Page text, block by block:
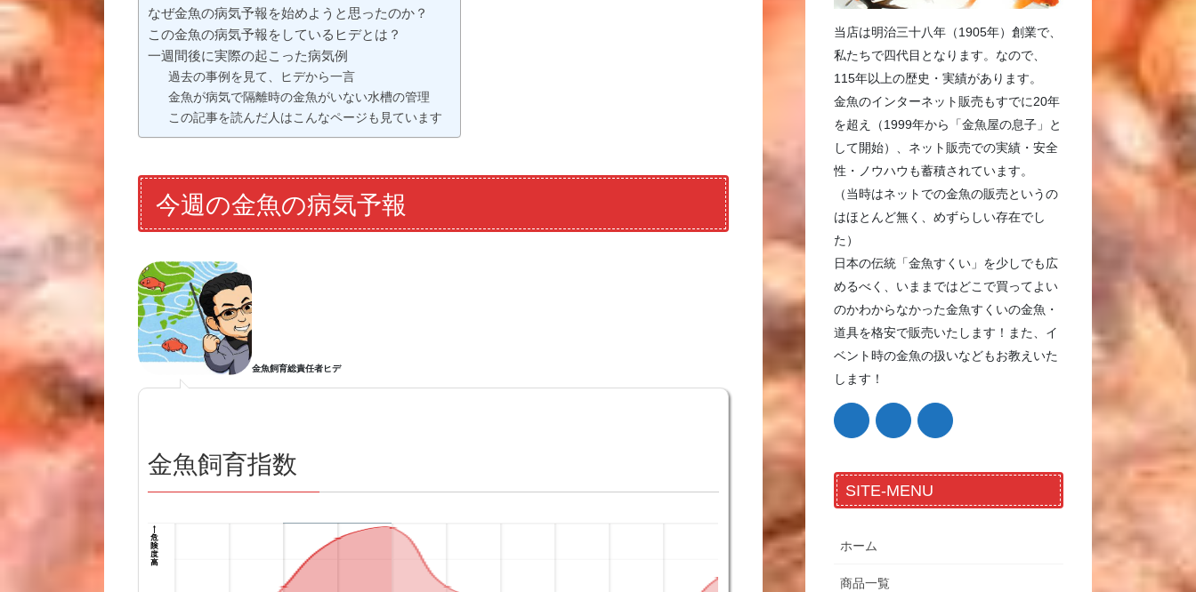
なぜ金魚の病気予報を始めようと思ったのか？
この金魚の病気予報をしているヒデとは？
一週間後に実際の起こった病気例
過去の事例を見て、ヒデから一言
金魚が病気で隔離時の金魚がいない水槽の管理
この記事を読んだ人はこんなページも見ています
今週の金魚の病気予報
金魚飼育総責任者ヒデ
金魚飼育指数
当店は明治三十八年（1905年）創業で、
私たちで四代目となります。なので、
115年以上の歴史・実績があります。
金魚のインターネット販売もすでに20年
を超え（1999年から「金魚屋の息子」と
して開始）、ネット販売での実績・安全
性・ノウハウも蓄積されています。
（当時はネットでの金魚の販売というの
はほとんど無く、めずらしい存在でし
た）
日本の伝統「金魚すくい」を少しでも広
めるべく、いままではどこで買ってよい
のかわからなかった金魚すくいの金魚・
道具を格安で販売いたします！また、イ
ベント時の金魚の扱いなどもお教えいた
します！
SITE-MENU
ホーム
商品一覧